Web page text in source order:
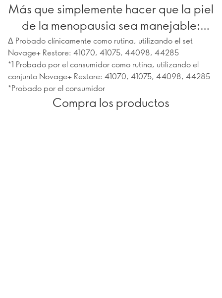
Más que simplemente hacer que la piel
de la menopausia sea manejable:
podría ser su mejor piel hasta el
momento.
Δ Probado clínicamente como rutina, utilizando el set
Novage+ Restore: 41070, 41075, 44098, 44285
*1 Probado por el consumidor como rutina, utilizando el
conjunto Novage+ Restore: 41070, 41075, 44098, 44285
*Probado por el consumidor
Compra los productos